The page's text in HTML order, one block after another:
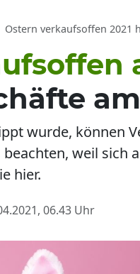
Ostern verkaufsoffen 2021
wurde, können
weil
hier.
06.43 Uhr